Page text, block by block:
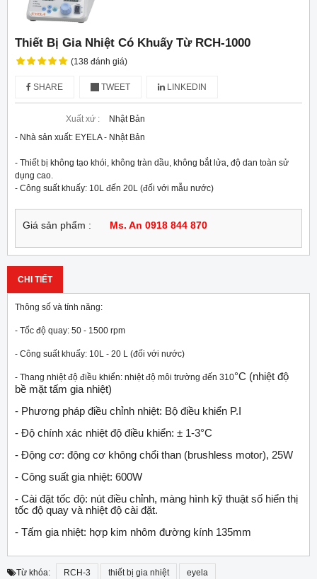
Thiết Bị Gia Nhiệt Có Khuấy Từ RCH-1000
(138 đánh giá)
SHARE TWEET LINKEDIN
Xuất xứ :
Nhật Bản
- Nhà sản xuất: EYELA - Nhật Bản
- Thiết bị không tạo khói, không tràn dầu, không bắt lửa, độ dan toàn sử
dụng cao.
- Công suất khuấy: 10L đến 20L (đối với mẫu nước)
Giá sản phẩm : Ms. An 0918 844 870
CHI TIẾT
Thông số và tính năng:
- Tốc độ quay: 50 - 1500 rpm
- Công suất khuấy: 10L - 20 L (đối với nước)
- Thang nhiệt độ điều khiển: nhiệt độ môi trường đến 310°C (nhiệt độ
bề mặt tấm gia nhiệt)
- Phương pháp điều chỉnh nhiệt: Bộ điều khiển P.I
- Độ chính xác nhiệt độ điều khiển: ± 1-3°C
- Động cơ: động cơ không chổi than (brushless motor), 25W
- Công suất gia nhiệt: 600W
- Cài đặt tốc độ: nút điều chỉnh, màng hình kỹ thuật số hiển thị
tốc độ quay và nhiệt độ cài đặt.
- Tấm gia nhiệt: hợp kim nhôm đường kính 135mm
Từ khóa: RCH-3 thiết bị gia nhiệt eyela